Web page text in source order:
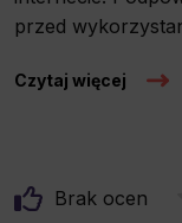
przed
Czytaj więcej
Brak ocen